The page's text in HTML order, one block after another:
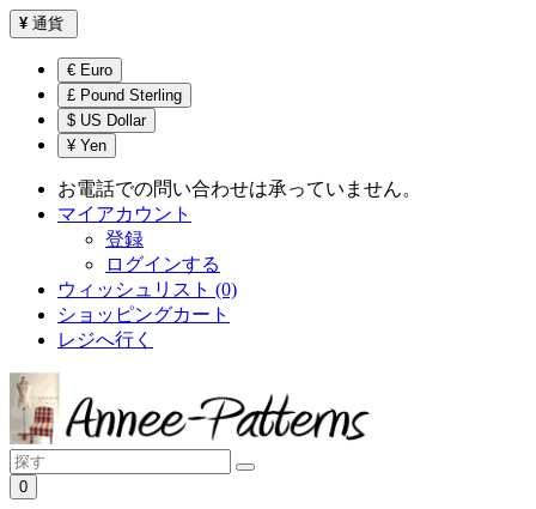
¥ 通貨
€ Euro
£ Pound Sterling
$ US Dollar
¥ Yen
お電話での問い合わせは承っていません。
マイアカウント
登録
ログインする
ウィッシュリスト (0)
ショッピングカート
レジへ行く
0